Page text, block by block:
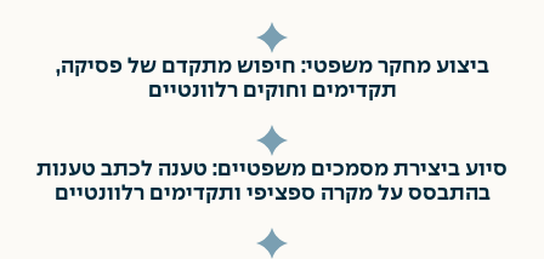
ביצוע מחקר משפטי: חיפוש מתקדם של פסיקה,
תקדימים וחוקים רלוונטיים
סיוע ביצירת מסמכים משפטיים: טענה לכתב טענות
בהתבסס על מקרה ספציפי ותקדימים רלוונטיים